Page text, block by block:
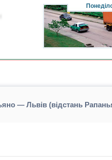
— Львів (відстань